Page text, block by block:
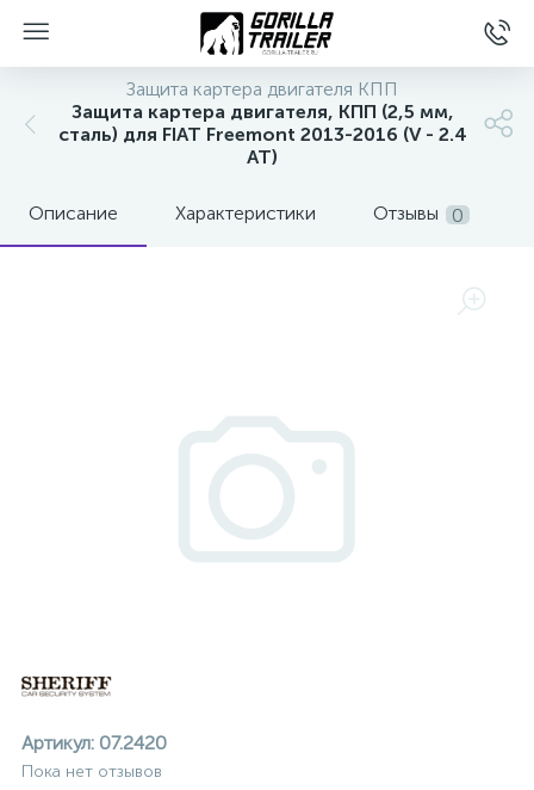
Защита картера двигателя КПП
Защита картера двигателя, КПП (2,5 мм,
сталь) для FIAT Freemont 2013-2016 (V - 2.4
AT)
Описание Характеристики Отзывы 0
Артикул: 07.2420
Пока нет отзывов